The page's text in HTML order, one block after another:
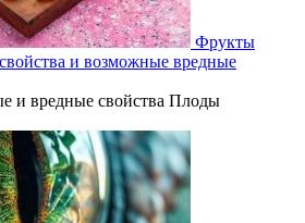
Фрукты
и возможные вредные
и вредные свойства Плоды